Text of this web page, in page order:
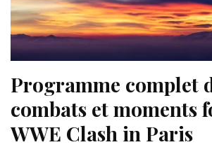
Programme complet
combats et moments
WWE Clash in Paris